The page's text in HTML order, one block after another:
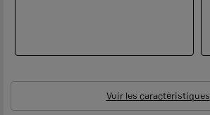
Voir les caractéristiques